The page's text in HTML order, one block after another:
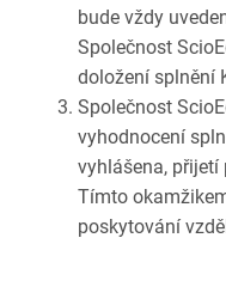
bude vždy
Společnost
doložení splnění
Společnost
vyhodnocení
vyhlášena, přijetí
Tímto
poskytování